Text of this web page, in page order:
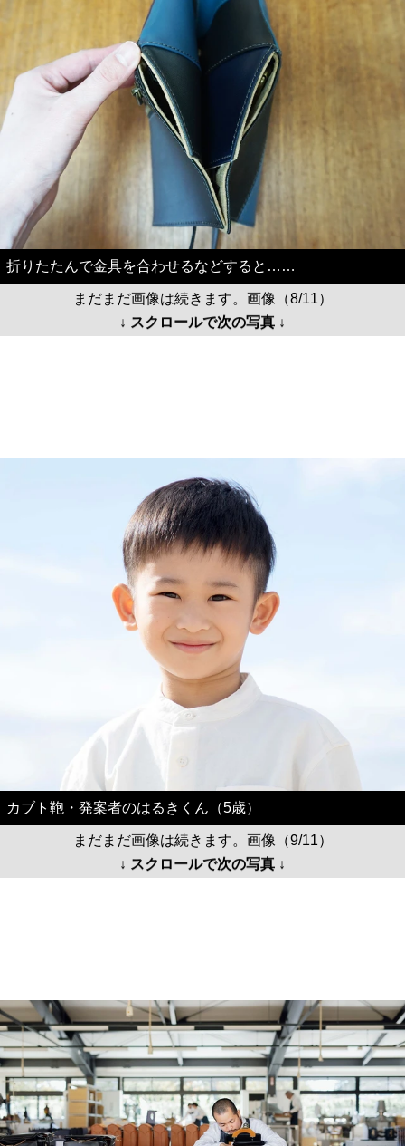
折りたたんで金具を合わせるなどすると……
まだまだ画像は続きます。画像（8/11）
↓ スクロールで次の写真 ↓
カブト鞄・発案者のはるきくん（5歳）
まだまだ画像は続きます。画像（9/11）
↓ スクロールで次の写真 ↓